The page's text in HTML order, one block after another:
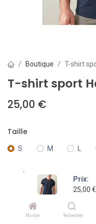
Prix:
25,00 €
Maison Rechercher
Boutique T-shirt
T-shirt sport
25,00 €
Taille
S M
Couleur